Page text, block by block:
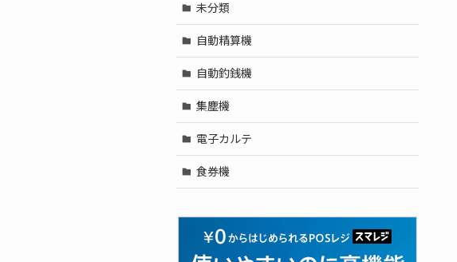
未分類
自動精算機
自動釣銭機
集塵機
電子カルテ
食券機